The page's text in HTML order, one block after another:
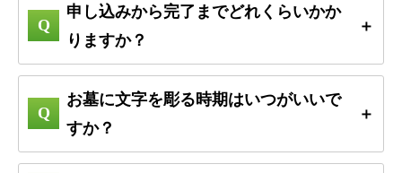
申し込みから完了までどれくらいかか
りますか？
お墓に文字を彫る時期はいつがいいで
すか？